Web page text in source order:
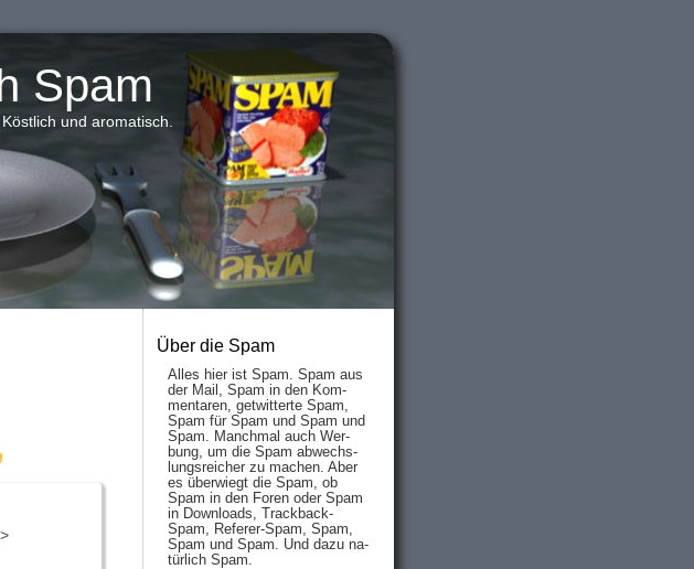
Spam
und aromatisch.
Über die Spam
Alles hier ist Spam. Spam aus
der Mail, Spam in den Kom­
men­taren, ge­twit­ter­te Spam,
Spam für Spam und Spam und
Spam. Manch­mal auch Wer­
bung, um die Spam ab­wechs­
lungs­reich­er zu mach­en. Aber
es über­wiegt die Spam, ob
Spam in den Fo­ren oder Spam
in Down­loads, Track­back-
Spam, Re­fe­rer-Spam, Spam,
Spam und Spam. Und da­zu na­
tür­lich Spam.